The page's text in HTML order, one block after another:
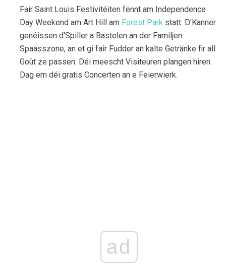
Fair Saint Louis Festivitéiten fënnt am Independence
Day Weekend am Art Hill am Forest Park statt. D'Kanner
genéissen d'Spiller a Bastelen an der Familjen
Spaasszone, an et gi fair Fudder an kalte Getränke fir all
Goût ze passen. Déi meescht Visiteuren plangen hiren
Dag ëm déi gratis Concerten an e Feierwierk.
ad